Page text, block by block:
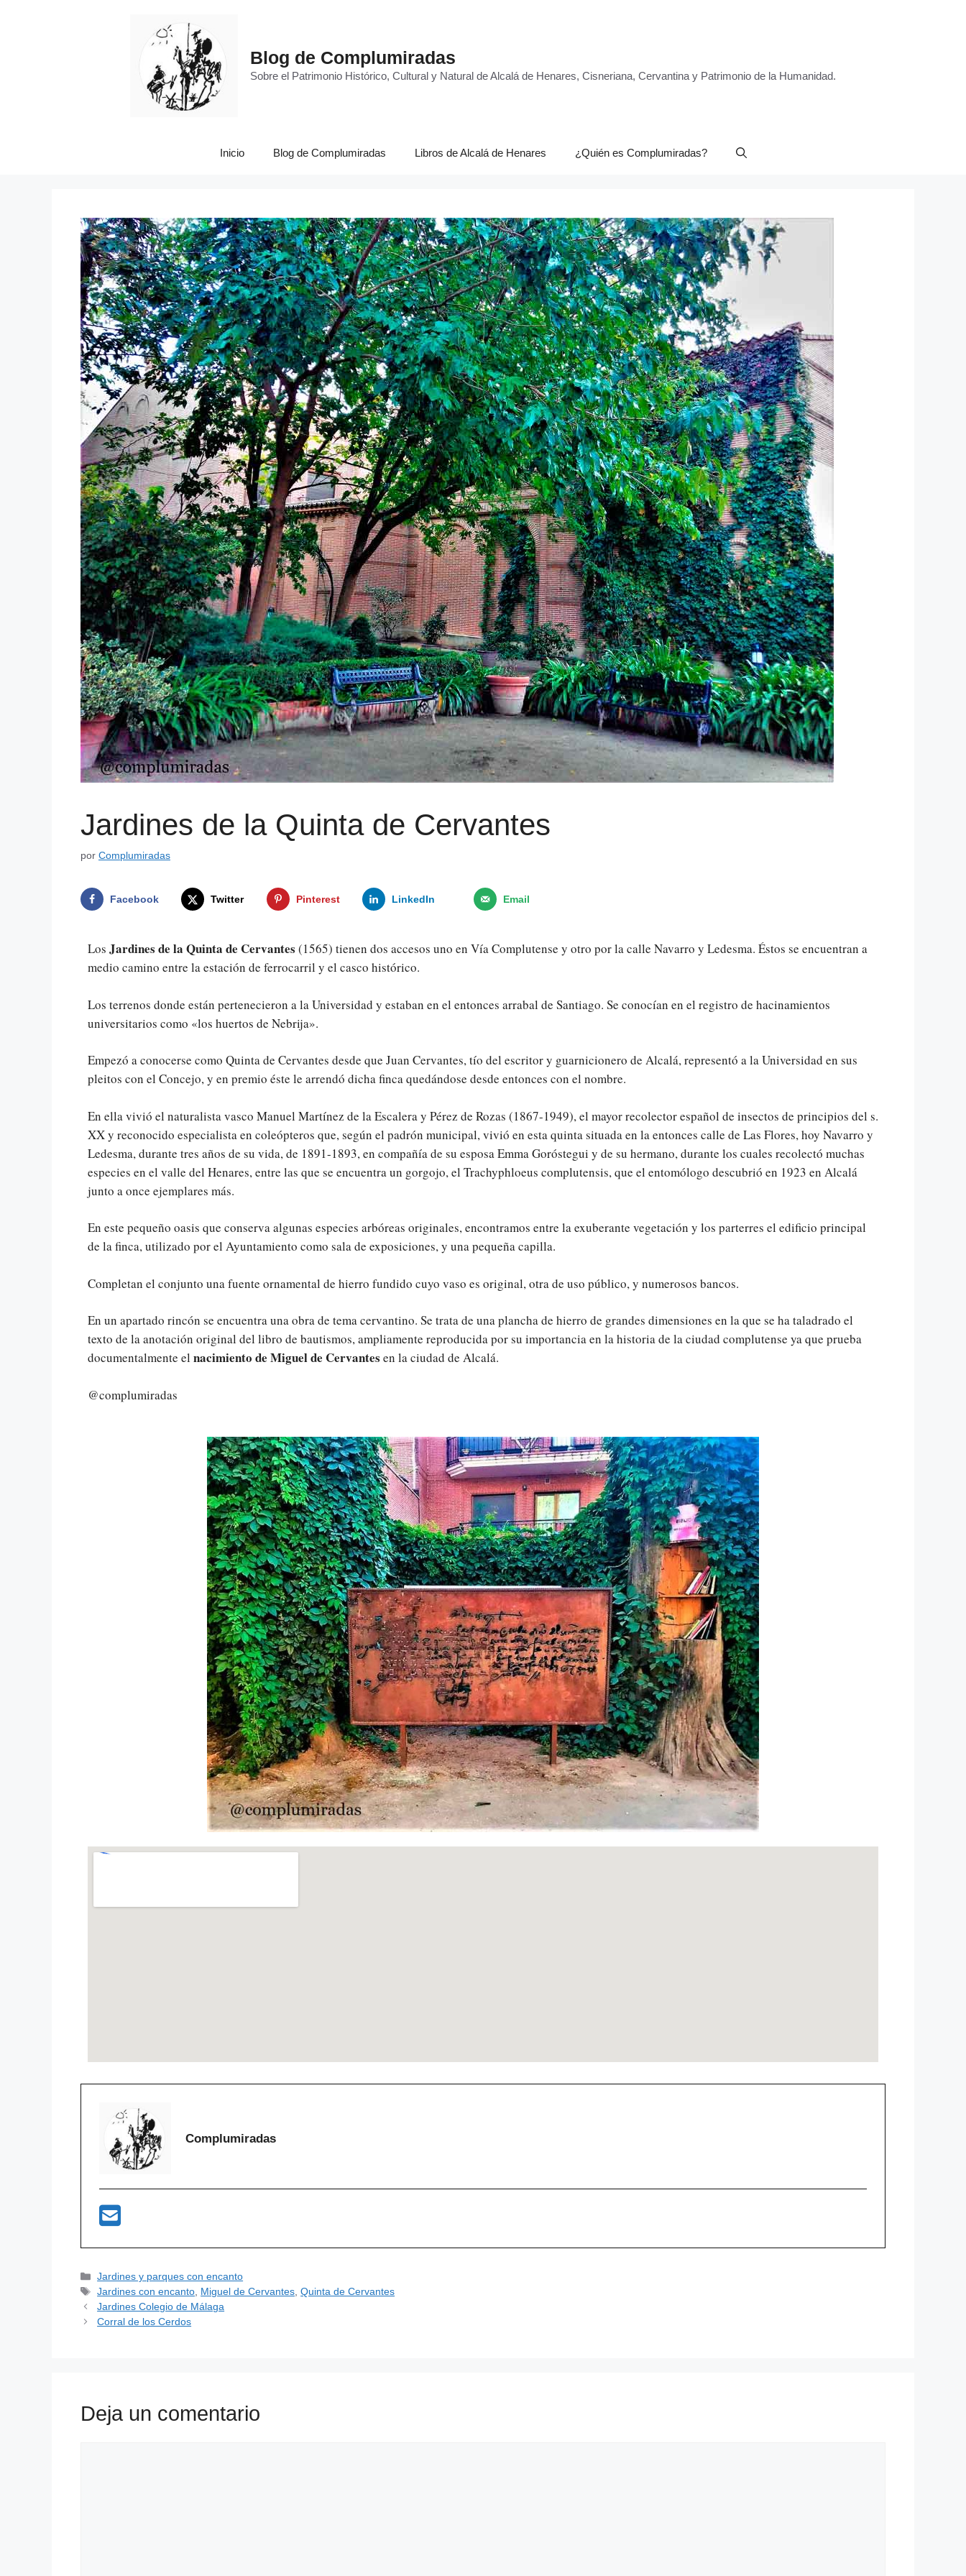
Blog de Complumiradas
Sobre el Patrimonio Histórico, Cultural y Natural de Alcalá de Henares, Cisneriana, Cervantina y Patrimonio de la Humanidad.
Inicio Blog de Complumiradas Libros de Alcalá de Henares ¿Quién es Complumiradas?
Jardines de la Quinta de Cervantes
por Complumiradas
Facebook Twitter Pinterest LinkedIn Email
Los Jardines de la Quinta de Cervantes (1565) tienen dos accesos uno en Vía Complutense y otro por la calle Navarro y Ledesma. Éstos se encuentran a
medio camino entre la estación de ferrocarril y el casco histórico.
Los terrenos donde están pertenecieron a la Universidad y estaban en el entonces arrabal de Santiago. Se conocían en el registro de hacinamientos
universitarios como «los huertos de Nebrija».
Empezó a conocerse como Quinta de Cervantes desde que Juan Cervantes, tío del escritor y guarnicionero de Alcalá, representó a la Universidad en sus
pleitos con el Concejo, y en premio éste le arrendó dicha finca quedándose desde entonces con el nombre.
En ella vivió el naturalista vasco Manuel Martínez de la Escalera y Pérez de Rozas (1867-1949), el mayor recolector español de insectos de principios del s.
XX y reconocido especialista en coleópteros que, según el padrón municipal, vivió en esta quinta situada en la entonces calle de Las Flores, hoy Navarro y
Ledesma, durante tres años de su vida, de 1891-1893, en compañía de su esposa Emma Goróstegui y de su hermano, durante los cuales recolectó muchas
especies en el valle del Henares, entre las que se encuentra un gorgojo, el Trachyphloeus complutensis, que el entomólogo descubrió en 1923 en Alcalá
junto a once ejemplares más.
En este pequeño oasis que conserva algunas especies arbóreas originales, encontramos entre la exuberante vegetación y los parterres el edificio principal
de la finca, utilizado por el Ayuntamiento como sala de exposiciones, y una pequeña capilla.
Completan el conjunto una fuente ornamental de hierro fundido cuyo vaso es original, otra de uso público, y numerosos bancos.
En un apartado rincón se encuentra una obra de tema cervantino. Se trata de una plancha de hierro de grandes dimensiones en la que se ha taladrado el
texto de la anotación original del libro de bautismos, ampliamente reproducida por su importancia en la historia de la ciudad complutense ya que prueba
documentalmente el nacimiento de Miguel de Cervantes en la ciudad de Alcalá.
@complumiradas
Complumiradas
Jardines y parques con encanto
Jardines con encanto Miguel de Cervantes ,Quinta de Cervantes
Jardines Colegio de Málaga
Corral de los Cerdos
Deja un comentario